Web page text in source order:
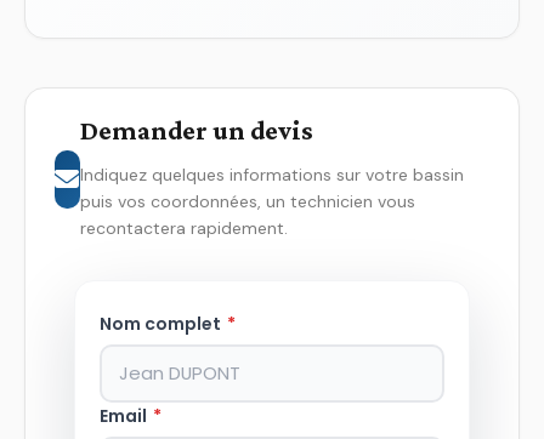
Demander un devis
Indiquez quelques informations sur votre bassin
puis vos coordonnées, un technicien vous
recontactera rapidement.
Nom complet *
Email *